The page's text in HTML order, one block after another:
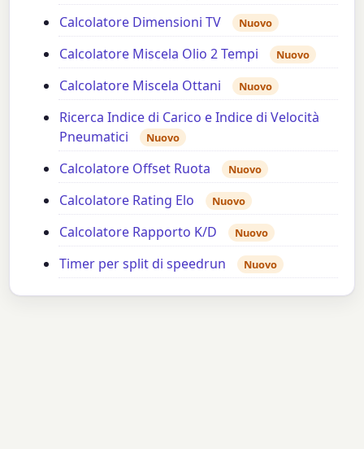
Calcolatore Dimensioni TV Nuovo
Calcolatore Miscela Olio 2 Tempi Nuovo
Calcolatore Miscela Ottani Nuovo
Ricerca Indice di Carico e Indice di Velocità
Pneumatici
Nuovo
Calcolatore Offset Ruota Nuovo
Calcolatore Rating Elo Nuovo
Calcolatore Rapporto K/D Nuovo
Timer per split di speedrun Nuovo